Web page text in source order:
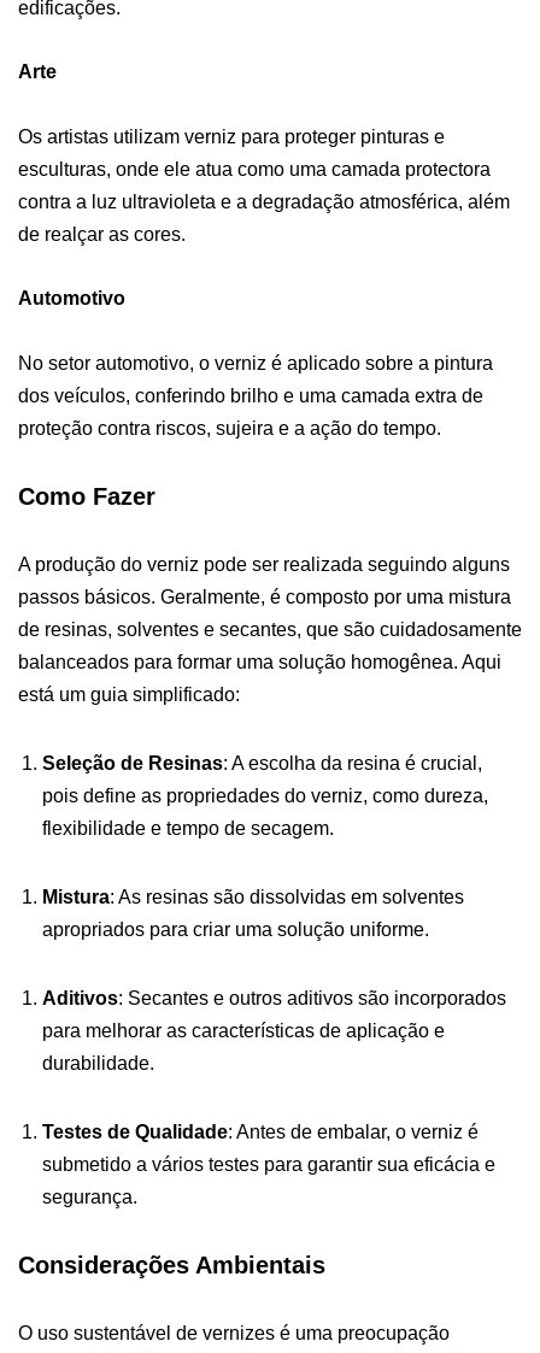
edificações.
Arte
Os artistas utilizam verniz para proteger pinturas e
esculturas, onde ele atua como uma camada protectora
contra a luz ultravioleta e a degradação atmosférica, além
de realçar as cores.
Automotivo
No setor automotivo, o verniz é aplicado sobre a pintura
dos veículos, conferindo brilho e uma camada extra de
proteção contra riscos, sujeira e a ação do tempo.
Como Fazer
A produção do verniz pode ser realizada seguindo alguns
passos básicos. Geralmente, é composto por uma mistura
de resinas, solventes e secantes, que são cuidadosamente
balanceados para formar uma solução homogênea. Aqui
está um guia simplificado:
Seleção de Resinas: A escolha da resina é crucial,
pois define as propriedades do verniz, como dureza,
flexibilidade e tempo de secagem.
Mistura: As resinas são dissolvidas em solventes
apropriados para criar uma solução uniforme.
Aditivos: Secantes e outros aditivos são incorporados
para melhorar as características de aplicação e
durabilidade.
Testes de Qualidade: Antes de embalar, o verniz é
submetido a vários testes para garantir sua eficácia e
segurança.
Considerações Ambientais
O uso sustentável de vernizes é uma preocupação